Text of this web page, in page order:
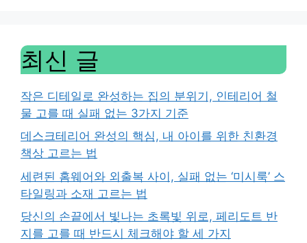
최신 글
작은 디테일로 완성하는 집의 분위기, 인테리어 철
물 고를 때 실패 없는 3가지 기준
데스크테리어 완성의 핵심, 내 아이를 위한 친환경
책상 고르는 법
세련된 홈웨어와 외출복 사이, 실패 없는 ‘미시룩’ 스
타일링과 소재 고르는 법
당신의 손끝에서 빛나는 초록빛 위로, 페리도트 반
지를 고를 때 반드시 체크해야 할 세 가지